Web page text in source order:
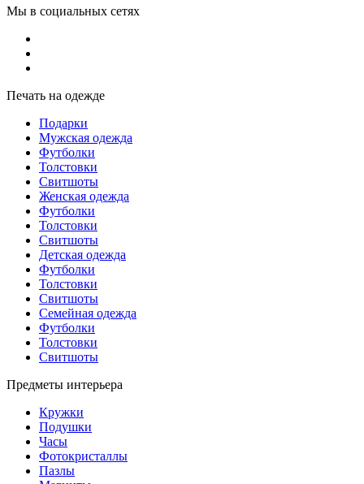
Мы в социальных сетях
Печать на одежде
Подарки
Мужская одежда
Футболки
Толстовки
Свитшоты
Женская одежда
Футболки
Толстовки
Свитшоты
Детская одежда
Футболки
Толстовки
Свитшоты
Семейная одежда
Футболки
Толстовки
Свитшоты
Предметы интерьера
Кружки
Подушки
Часы
Фотокристаллы
Пазлы